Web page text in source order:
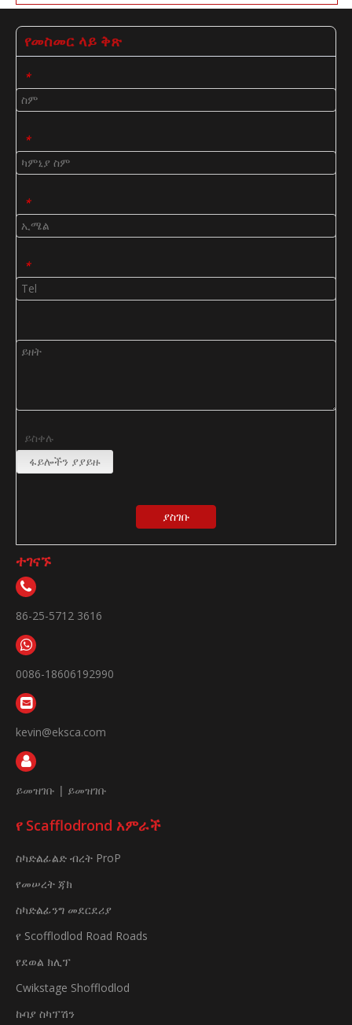
የመስመር ላይ ቅጽ
*
*
*
*
ይስቀሉ
ፋይሎችን ያያይዙ
ያስገቡ
ተገናኙ
86-25-5712 3616
0086-18606192990
kevin@eksca.com
ይመዝገቡ | ይመዝገቡ
የ Scafflodrond አምራች
ስካድልፊልድ ብረት ProP
የመሠረት ጃክ
ስካድልፊንግ መደርደሪያ
የ Scofflodlod Road Roads
የደወል ክሊፕ
Cwikstage Shofflodlod
ኩባያ ስካፕሽን